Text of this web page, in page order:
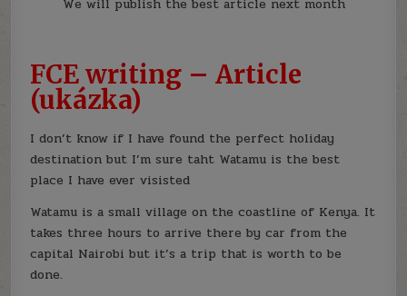
We will publish the best article next month
FCE writing – Article
(ukázka)
I don’t know if I have found the perfect holiday
destination but I’m sure taht Watamu is the best
place I have ever visisted
Watamu is a small village on the coastline of Kenya. It
takes three hours to arrive there by car from the
capital Nairobi but it’s a trip that is worth to be
done.